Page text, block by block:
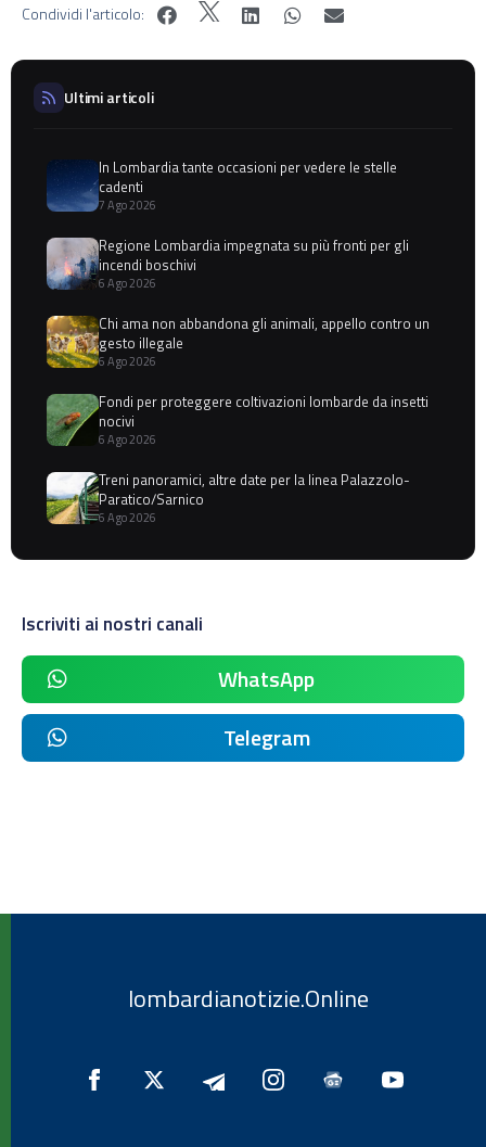
Condividi l'articolo:
Ultimi articoli
In Lombardia tante occasioni per vedere le stelle
cadenti
7 Ago 2026
Regione Lombardia impegnata su più fronti per gli
incendi boschivi
6 Ago 2026
Chi ama non abbandona gli animali, appello contro un
gesto illegale
6 Ago 2026
Fondi per proteggere coltivazioni lombarde da insetti
nocivi
6 Ago 2026
Treni panoramici, altre date per la linea Palazzolo-
Paratico/Sarnico
6 Ago 2026
Iscriviti ai nostri canali
WhatsApp
Telegram
lombardianotizie.Online